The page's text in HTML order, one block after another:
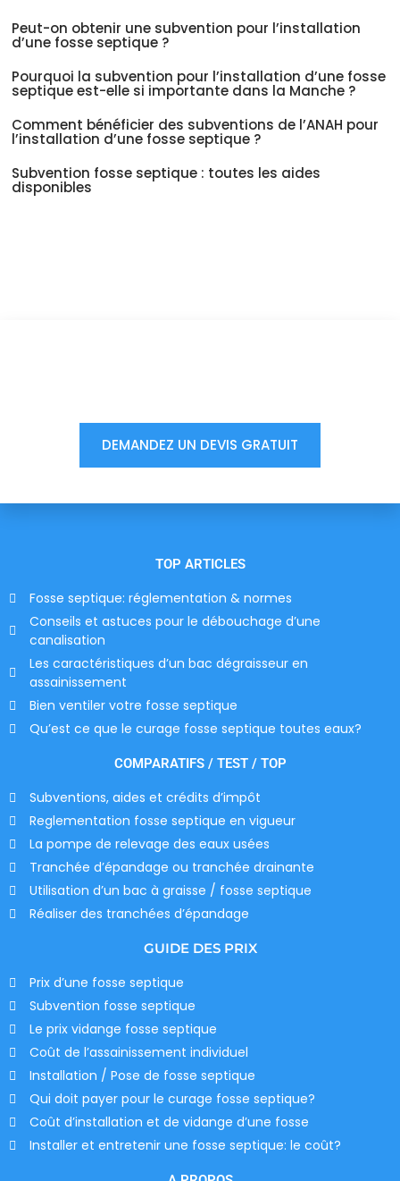
Peut-on obtenir une subvention pour l’installation
d’une fosse septique ?
Pourquoi la subvention pour l’installation d’une fosse
septique est-elle si importante dans la Manche ?
Comment bénéficier des subventions de l’ANAH pour
l’installation d’une fosse septique ?
Subvention fosse septique : toutes les aides
disponibles
DEMANDEZ UN DEVIS GRATUIT
TOP ARTICLES
Fosse septique: réglementation & normes
Conseils et astuces pour le débouchage d’une
canalisation
Les caractéristiques d’un bac dégraisseur en
assainissement
Bien ventiler votre fosse septique
Qu’est ce que le curage fosse septique toutes eaux?
COMPARATIFS / TEST / TOP
Subventions, aides et crédits d’impôt
Reglementation fosse septique en vigueur
La pompe de relevage des eaux usées
Tranchée d’épandage ou tranchée drainante
Utilisation d’un bac à graisse / fosse septique
Réaliser des tranchées d’épandage
GUIDE DES PRIX
Prix d’une fosse septique
Subvention fosse septique
Le prix vidange fosse septique
Coût de l’assainissement individuel
Installation / Pose de fosse septique
Qui doit payer pour le curage fosse septique?
Coût d’installation et de vidange d’une fosse
Installer et entretenir une fosse septique: le coût?